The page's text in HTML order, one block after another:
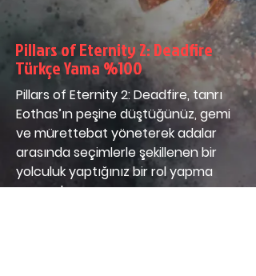
Pillars of Eternity 2: Deadfire
Türkçe Yama %100
Pillars of Eternity 2: Deadfire, tanrı
Eothas’ın peşine düştüğünüz, gemi
ve mürettebat yöneterek adalar
arasında seçimlerle şekillenen bir
yolculuk yaptığınız bir rol yapma
oyunudur.